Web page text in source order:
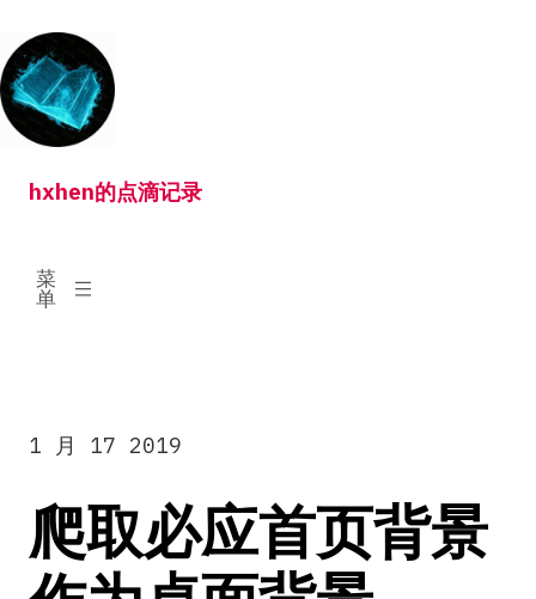
转
到
内
hxhen的点滴记录
菜
单
已
展
爬取必应首页背景
1 月 17 2019